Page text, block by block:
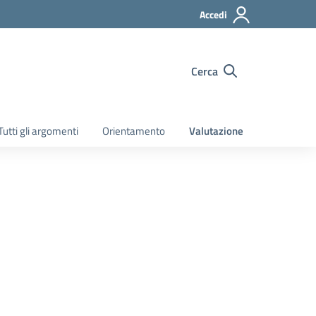
Accedi
Cerca
gli argomenti Orientamento Valutazione